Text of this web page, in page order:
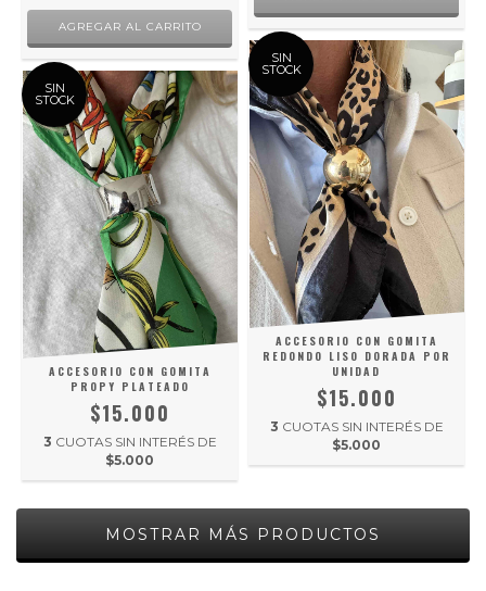
SIN
STOCK
ACCESORIO CON GOMITA
PROPY PLATEADO
$15.000
3 CUOTAS SIN INTERÉS DE
$5.000
SIN
STOCK
ACCESORIO CON GOMITA
REDONDO LISO DORADA POR
UNIDAD
$15.000
3 CUOTAS SIN INTERÉS DE
$5.000
MOSTRAR MÁS PRODUCTOS